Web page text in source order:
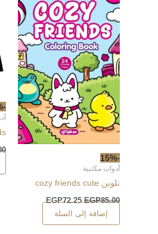
-15%
أدوات مكتبية
تلوين cozy friends cute
EGP85.00
EGP72.25
إضافة إلى السلة
-15%